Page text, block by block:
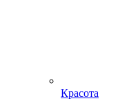
Красота